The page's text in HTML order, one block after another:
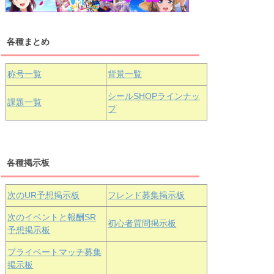
津島善子 黒澤ルビィ 国木田花丸
浦の星女学院3年生
黒澤ダイヤ
中須かすみ 天王寺璃奈 桜坂しずく
近江彼方
エマ・ヴェ
各種まとめ
称号一覧 背景一覧
課題一覧
シールSHOPラインナッ
プ
各種掲示板
次のUR予想掲示板 フレンド募集掲示板
次のイベントと報酬SR
予想掲示板
初心者質問掲示板
プライベートマッチ募集
掲示板